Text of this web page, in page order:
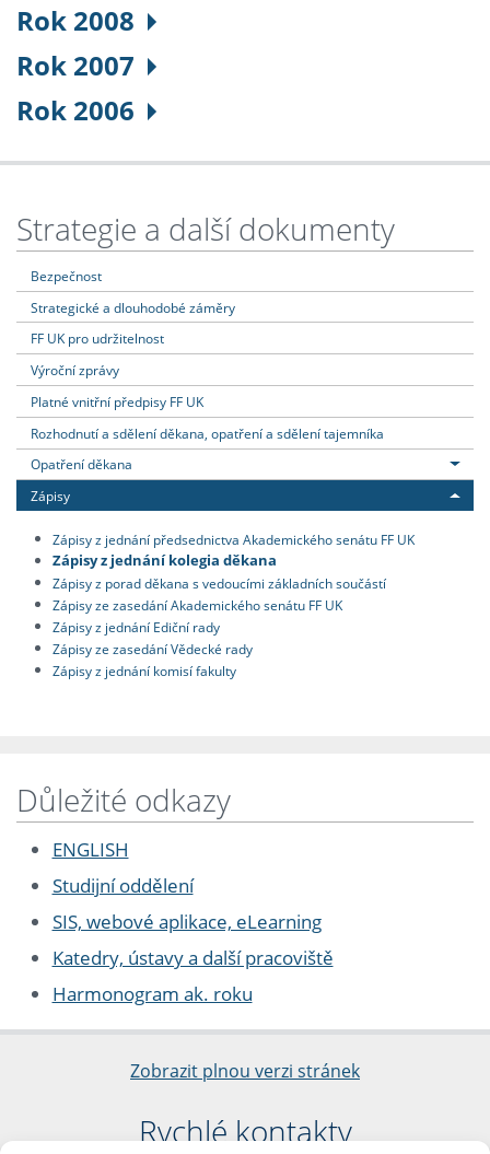
Rok 2008
Rok 2007
Rok 2006
Strategie a další dokumenty
Bezpečnost
Strategické a dlouhodobé záměry
FF UK pro udržitelnost
Výroční zprávy
Platné vnitřní předpisy FF UK
Rozhodnutí a sdělení děkana, opatření a sdělení tajemníka
Opatření děkana
Zápisy
Zápisy z jednání předsednictva Akademického senátu FF UK
Zápisy z jednání kolegia děkana
Zápisy z porad děkana s vedoucími základních součástí
Zápisy ze zasedání Akademického senátu FF UK
Zápisy z jednání Ediční rady
Zápisy ze zasedání Vědecké rady
Zápisy z jednání komisí fakulty
Důležité odkazy
ENGLISH
Studijní oddělení
SIS, webové aplikace, eLearning
Katedry, ústavy a další pracoviště
Harmonogram ak. roku
Zobrazit plnou verzi stránek
Rychlé kontakty